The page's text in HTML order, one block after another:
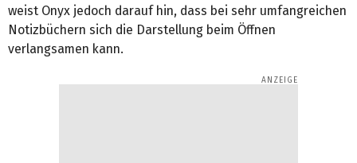
weist Onyx jedoch darauf hin, dass bei sehr umfangreichen
Notizbüchern sich die Darstellung beim Öffnen
verlangsamen kann.